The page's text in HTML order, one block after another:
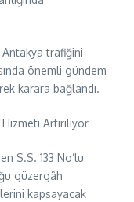
Antakya trafiğini
önemli gündem
karara bağlandı.
Artırılıyor
S.S. 133 No’lu
güzergâh
kapsayacak